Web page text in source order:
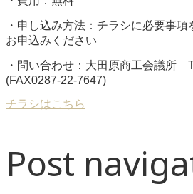
・申し込み方法：チラシに必要事
お申込みください
・問い合わせ：大田原商工会議所
(FAX0287-22-7647)
チラシはこちら
Post